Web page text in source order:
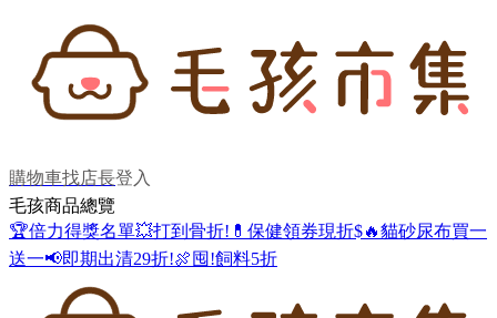
購物車找店長登入
毛孩商品總覽
🏆倍力得獎名單💥打到骨折! 💊保健領券現折$🔥貓砂尿布買一
送一📢即期出清29折!🍖囤!飼料5折